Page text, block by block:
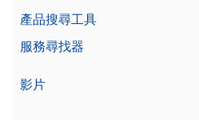
產品搜尋工具
服務尋找器
影片